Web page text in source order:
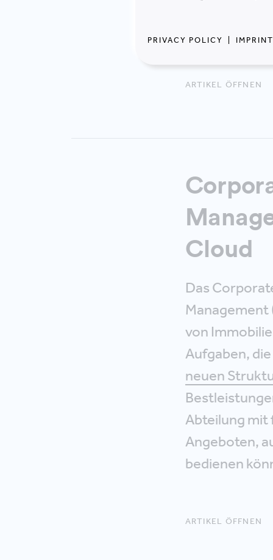
ARTIKEL ÖFFNEN
Cloud
Das
Management
von
Aufgaben,
neuen
Abteilung mit
Angeboten,
bedienen
ARTIKEL ÖFFNEN
PRIVACY POLICY IMPRINT